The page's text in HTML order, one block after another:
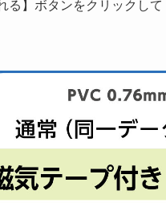
る】ボタンをクリックし